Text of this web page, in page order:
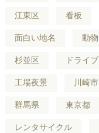
江東区 看板
面白い地名 動物
杉並区 ドライブ
工場夜景 川崎市
群馬県 東京都
レンタサイクル